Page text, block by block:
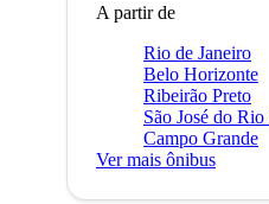
A partir de
Rio de Janeiro
Belo Horizonte
Ribeirão Preto
São José do Rio
Campo Grande
Ver mais ônibus